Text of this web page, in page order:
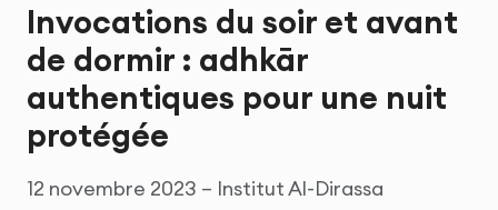
Invocations du soir et avant
de dormir : adhkār
authentiques pour une nuit
protégée
12 novembre 2023 – Institut Al-Dirassa